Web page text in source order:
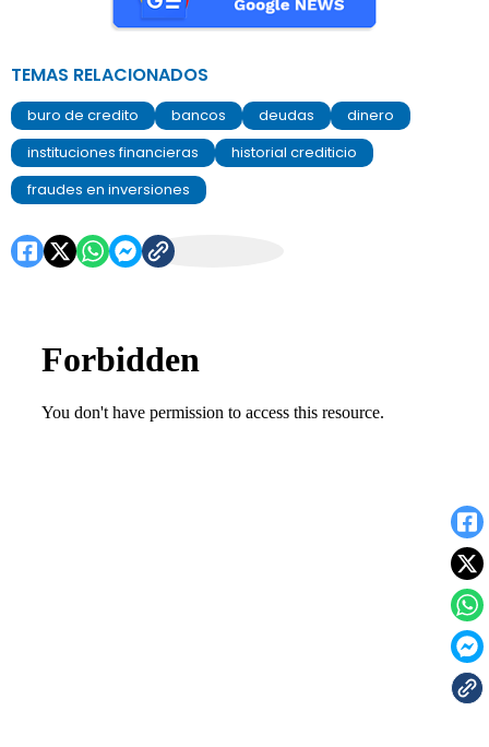
TEMAS RELACIONADOS
buro de credito bancos deudas
dinero
instituciones financieras
historial crediticio
fraudes en inversiones